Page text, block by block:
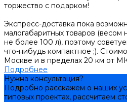
торжество с подарком!
Экспресс-доставка пока
малогабаритных товаров (весом
не более 100 л), поэтому
что-нибудь компактное ;).
Москве и в пределах 20 км от
Подробнее
Нужна консультация?
Подробно расскажем о наших
типовых проектах, рассчитаем